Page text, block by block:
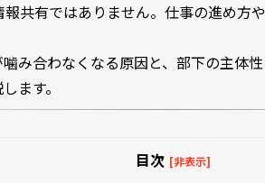
共有ではありません。仕事の進め方
み合わなくなる原因と、部下の主体
ます。
目次 [非表示]